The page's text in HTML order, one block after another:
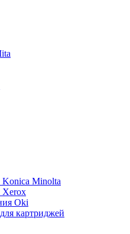
Minolta
Oki
картриджей